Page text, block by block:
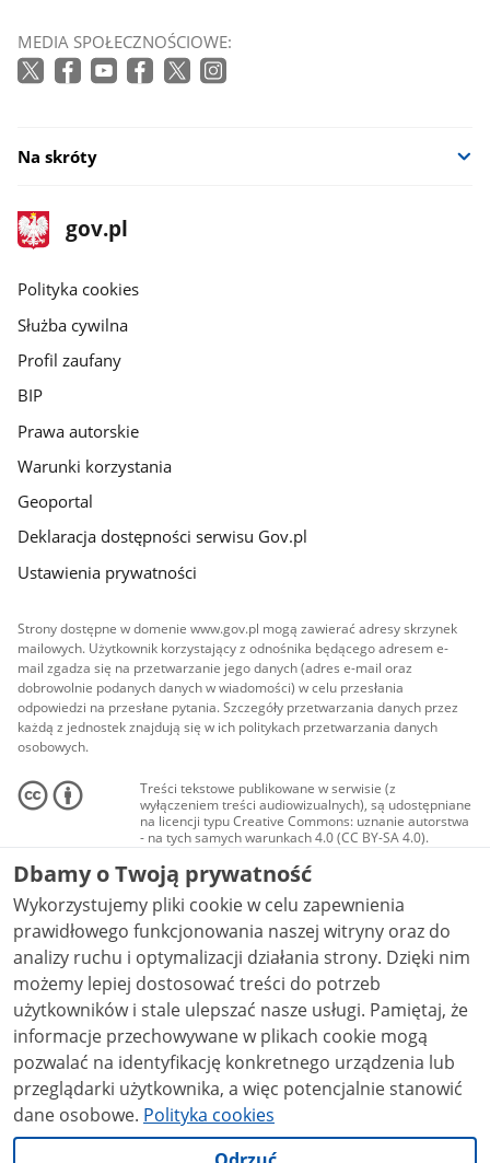
się
w
MEDIA SPOŁECZNOŚCIOWE:
Na skróty
stopka
gov.pl
Strona
gov.pl
gov.pl
Polityka cookies
Służba cywilna
Profil zaufany
BIP
Prawa autorskie
Warunki korzystania
Geoportal
Deklaracja dostępności serwisu Gov.pl
Ustawienia prywatności
Strony dostępne w domenie www.gov.pl mogą zawierać adresy skrzynek
mailowych. Użytkownik korzystający z odnośnika będącego adresem e-
mail zgadza się na przetwarzanie jego danych (adres e-mail oraz
dobrowolnie podanych danych w wiadomości) w celu przesłania
odpowiedzi na przesłane pytania. Szczegóły przetwarzania danych przez
każdą z jednostek znajdują się w ich politykach przetwarzania danych
osobowych.
Treści tekstowe publikowane w serwisie (z
wyłączeniem treści audiowizualnych), są udostępniane
na licencji typu Creative Commons: uznanie autorstwa
- na tych samych warunkach 4.0 (CC BY-SA 4.0).
Materiały audiowizualne, w tym zdjęcia, materiały
audio i wideo, są udostępniane na licencji typu
Creative Commons: uznanie autorstwa użycie
niekomercyjne - bez utworów zależnych 4.0 (CC BY-
NC-ND 4.0), o ile nie jest to stwierdzone inaczej.
Dbamy o Twoją prywatność
Wykorzystujemy pliki cookie w celu zapewnienia
prawidłowego funkcjonowania naszej witryny oraz do
analizy ruchu i optymalizacji działania strony. Dzięki nim
możemy lepiej dostosować treści do potrzeb
użytkowników i stale ulepszać nasze usługi. Pamiętaj, że
informacje przechowywane w plikach cookie mogą
pozwalać na identyfikację konkretnego urządzenia lub
przeglądarki użytkownika, a więc potencjalnie stanowić
dane osobowe. Polityka cookies